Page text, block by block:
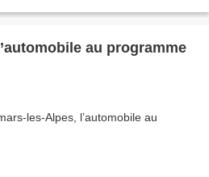
au programme